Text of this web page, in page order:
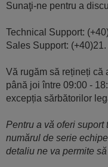
Sunaţi-ne pentru a
Technical Support:
Sales Support:
Vă rugăm să rețineți că
până joi între 09:00 -
excepția sărbătorilor
Pentru a vă oferi suport
numărul de serie
detaliu ne va permite